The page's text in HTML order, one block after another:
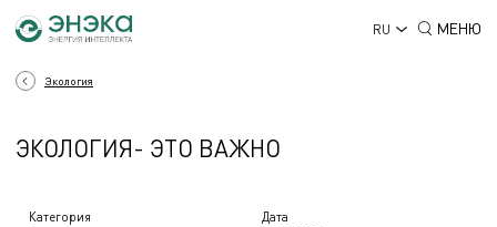
RU МЕНЮ
Экология
ЭКОЛОГИЯ- ЭТО ВАЖНО
Категория Дата